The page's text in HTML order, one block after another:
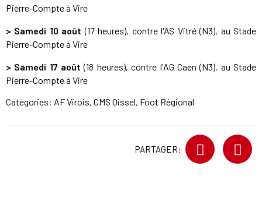
Pierre-Compte à Vire
> Samedi 10 août (17 heures), contre l'AS Vitré (N3), au Stade
Pierre-Compte à Vire
> Samedi 17 août (18 heures), contre l'AG Caen (N3), au Stade
Pierre-Compte à Vire
Catégories: AF Virois, CMS Oissel, Foot Régional
PARTAGER: